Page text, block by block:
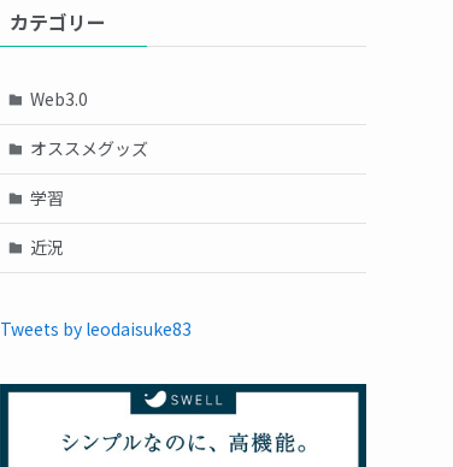
ブカテゴリー
Web3.0
オススメグッズ
学習
近況
Tweets by leodaisuke83